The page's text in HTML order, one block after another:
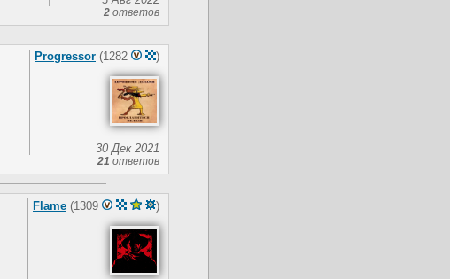
2 ответов
Progressor (1282 )
30 Дек 2021
21 ответов
Flame (1309 )